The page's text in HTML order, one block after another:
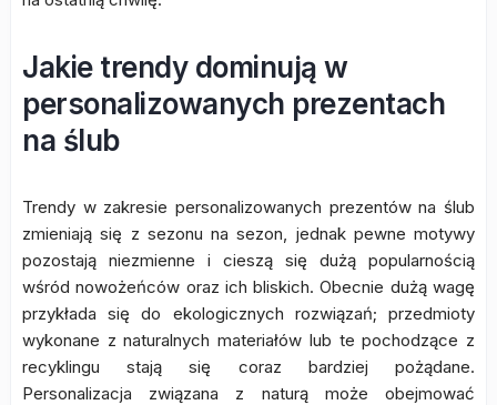
Jakie trendy dominują w
personalizowanych prezentach
na ślub
Trendy w zakresie personalizowanych prezentów na ślub
zmieniają się z sezonu na sezon, jednak pewne motywy
pozostają niezmienne i cieszą się dużą popularnością
wśród nowożeńców oraz ich bliskich. Obecnie dużą wagę
przykłada się do ekologicznych rozwiązań; przedmioty
wykonane z naturalnych materiałów lub te pochodzące z
recyklingu stają się coraz bardziej pożądane.
Personalizacja związana z naturą może obejmować